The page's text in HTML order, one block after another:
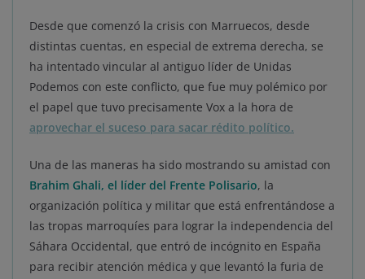
Desde que comenzó la crisis con Marruecos, desde
distintas cuentas, en especial de extrema derecha, se
ha intentado vincular al antiguo líder de Unidas
Podemos con este conflicto, que fue muy polémico por
el papel que tuvo precisamente Vox a la hora de
aprovechar el suceso para sacar rédito político.
Una de las maneras ha sido mostrando su amistad con
Brahim Ghali, el líder del Frente Polisario, la
organización política y militar que está enfrentándose a
las tropas marroquíes para lograr la independencia del
Sáhara Occidental, que entró de incógnito en España
para recibir atención médica y que levantó la furia de